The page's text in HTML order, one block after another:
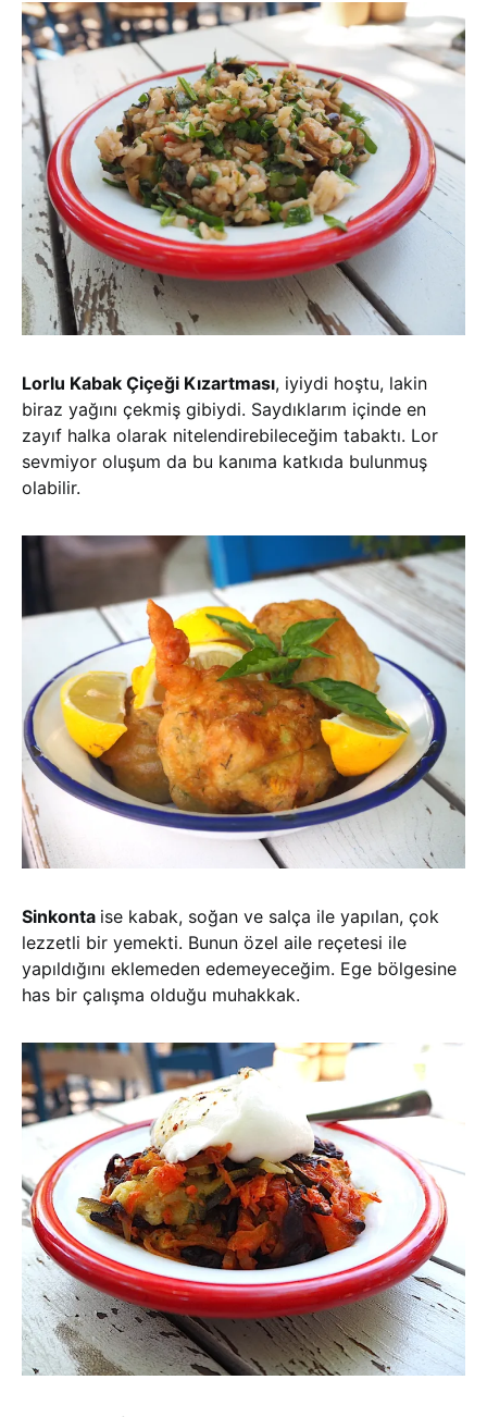
Lorlu Kabak Çiçeği Kızartması, iyiydi hoştu, lakin
biraz yağını çekmiş gibiydi. Saydıklarım içinde en
zayıf halka olarak nitelendirebileceğim tabaktı. Lor
sevmiyor oluşum da bu kanıma katkıda bulunmuş
olabilir.
Sinkonta ise kabak, soğan ve salça ile yapılan, çok
lezzetli bir yemekti. Bunun özel aile reçetesi ile
yapıldığını eklemeden edemeyeceğim. Ege bölgesine
has bir çalışma olduğu muhakkak.